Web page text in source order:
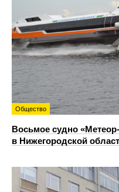
Общество
Восьмое судно
в Нижегородской